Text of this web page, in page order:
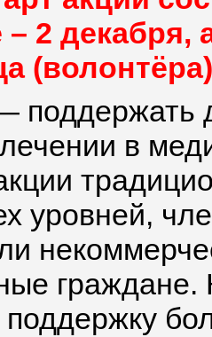
2 декабря,
(волонтёра)
поддержать
в
уровней,
поддержку